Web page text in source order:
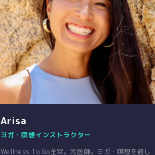
Arisa
ヨガ・瞑想インストラクター
Wellness To Go主宰。元医師。ヨガ・瞑想を通し